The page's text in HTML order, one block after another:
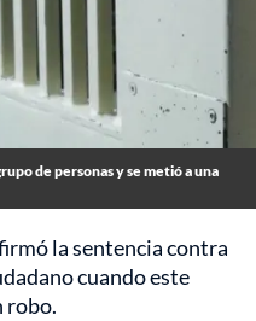
de personas y se metió a una
la sentencia contra
cuando este
robo.